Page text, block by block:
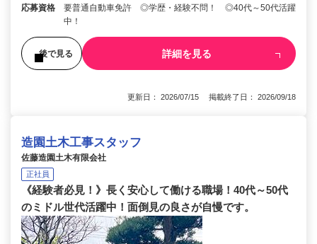
応募資格
要普通自動車免許 ◎学歴・経験不問！ ◎40代～50代活躍
中！
後で見る 詳細を見る
更新日： 2026/07/15 掲載終了日： 2026/09/18
造園土木工事スタッフ
佐藤造園土木有限会社
正社員
《経験者必見！》長く安心して働ける職場！40代～50代
のミドル世代活躍中！面倒見の良さが自慢です。